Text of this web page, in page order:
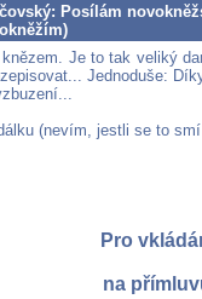
Posílám
Je to tak veliký
Jednoduše:
(nevím, jestli se to
Pro
na